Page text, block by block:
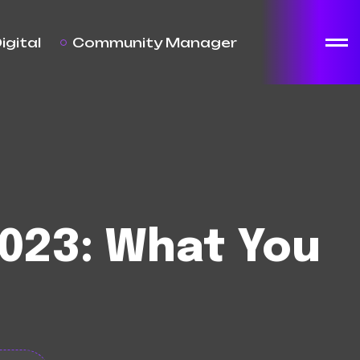
Community Manager
What You